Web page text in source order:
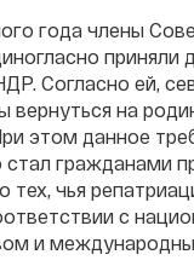
года члены
приняли
Согласно ей,
вернуться на
этом данное
стал гражданами
тех, чья
с
и